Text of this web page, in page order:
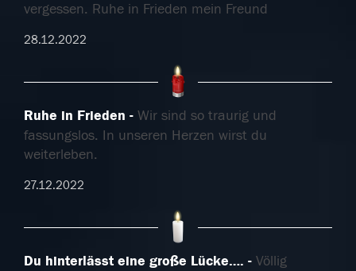
vergessen. Ruhe in Frieden mein Freund
28.12.2022
Ruhe in Frieden
Wir sind so traurig und
fassungslos. In unseren Herzen wirst du
weiterleben.
27.12.2022
Du hinterlässt eine große Lücke….
Völlig